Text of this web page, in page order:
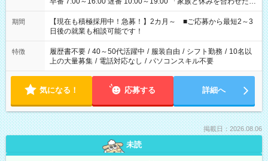
い」 「余裕を持って夕飯の準備がしたい」 「できれば残業はし
たくない」 など、ご希望を教えてくださいね。 ※Wワーク希望
の方へ 今ご覧のお仕事で希望する勤務時間と、もう1つのお仕事
の勤務時間。 合計で週40時間を超える場合は応募できません。
期間
【現在も積極採用中！急募！】2カ月～ ■ご応募から最短2～3
日後の就業も相談可能です！
特徴 履歴書不要 / 40～50代活躍中 / 服装自由 / シフト勤務 / 10名以
上の大量募集 / 電話対応なし / パソコンスキル不要
気になる！ 応募する 詳細へ
掲載日：2026.08.06
未読